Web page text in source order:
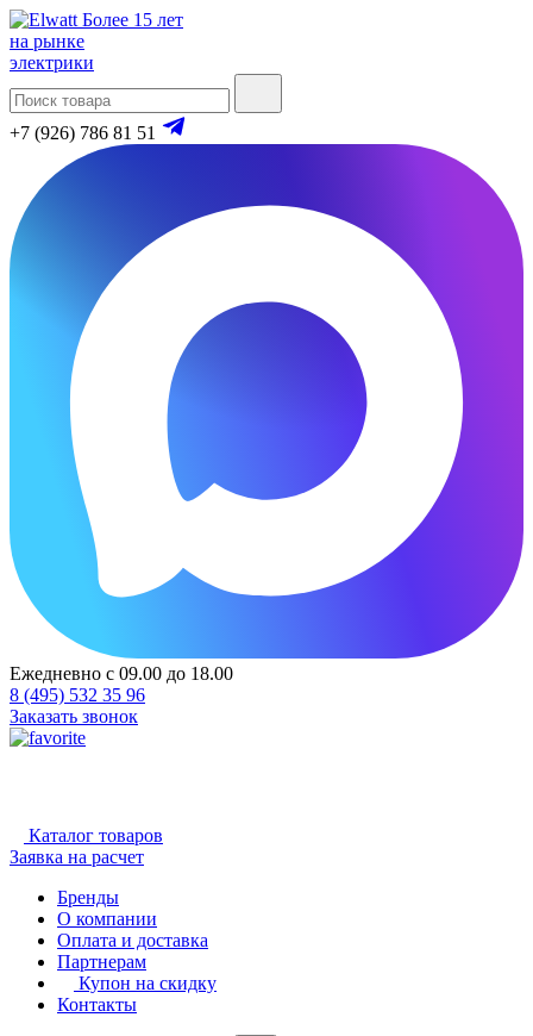
Более 15 лет
на рынке
электрики
+7 (926) 786 81 51
Ежедневно с 09.00 до 18.00
8 (495) 532 35 96
Заказать звонок
Каталог товаров
Заявка на расчет
Бренды
О компании
Оплата и доставка
Партнерам
Купон на скидку
Контакты